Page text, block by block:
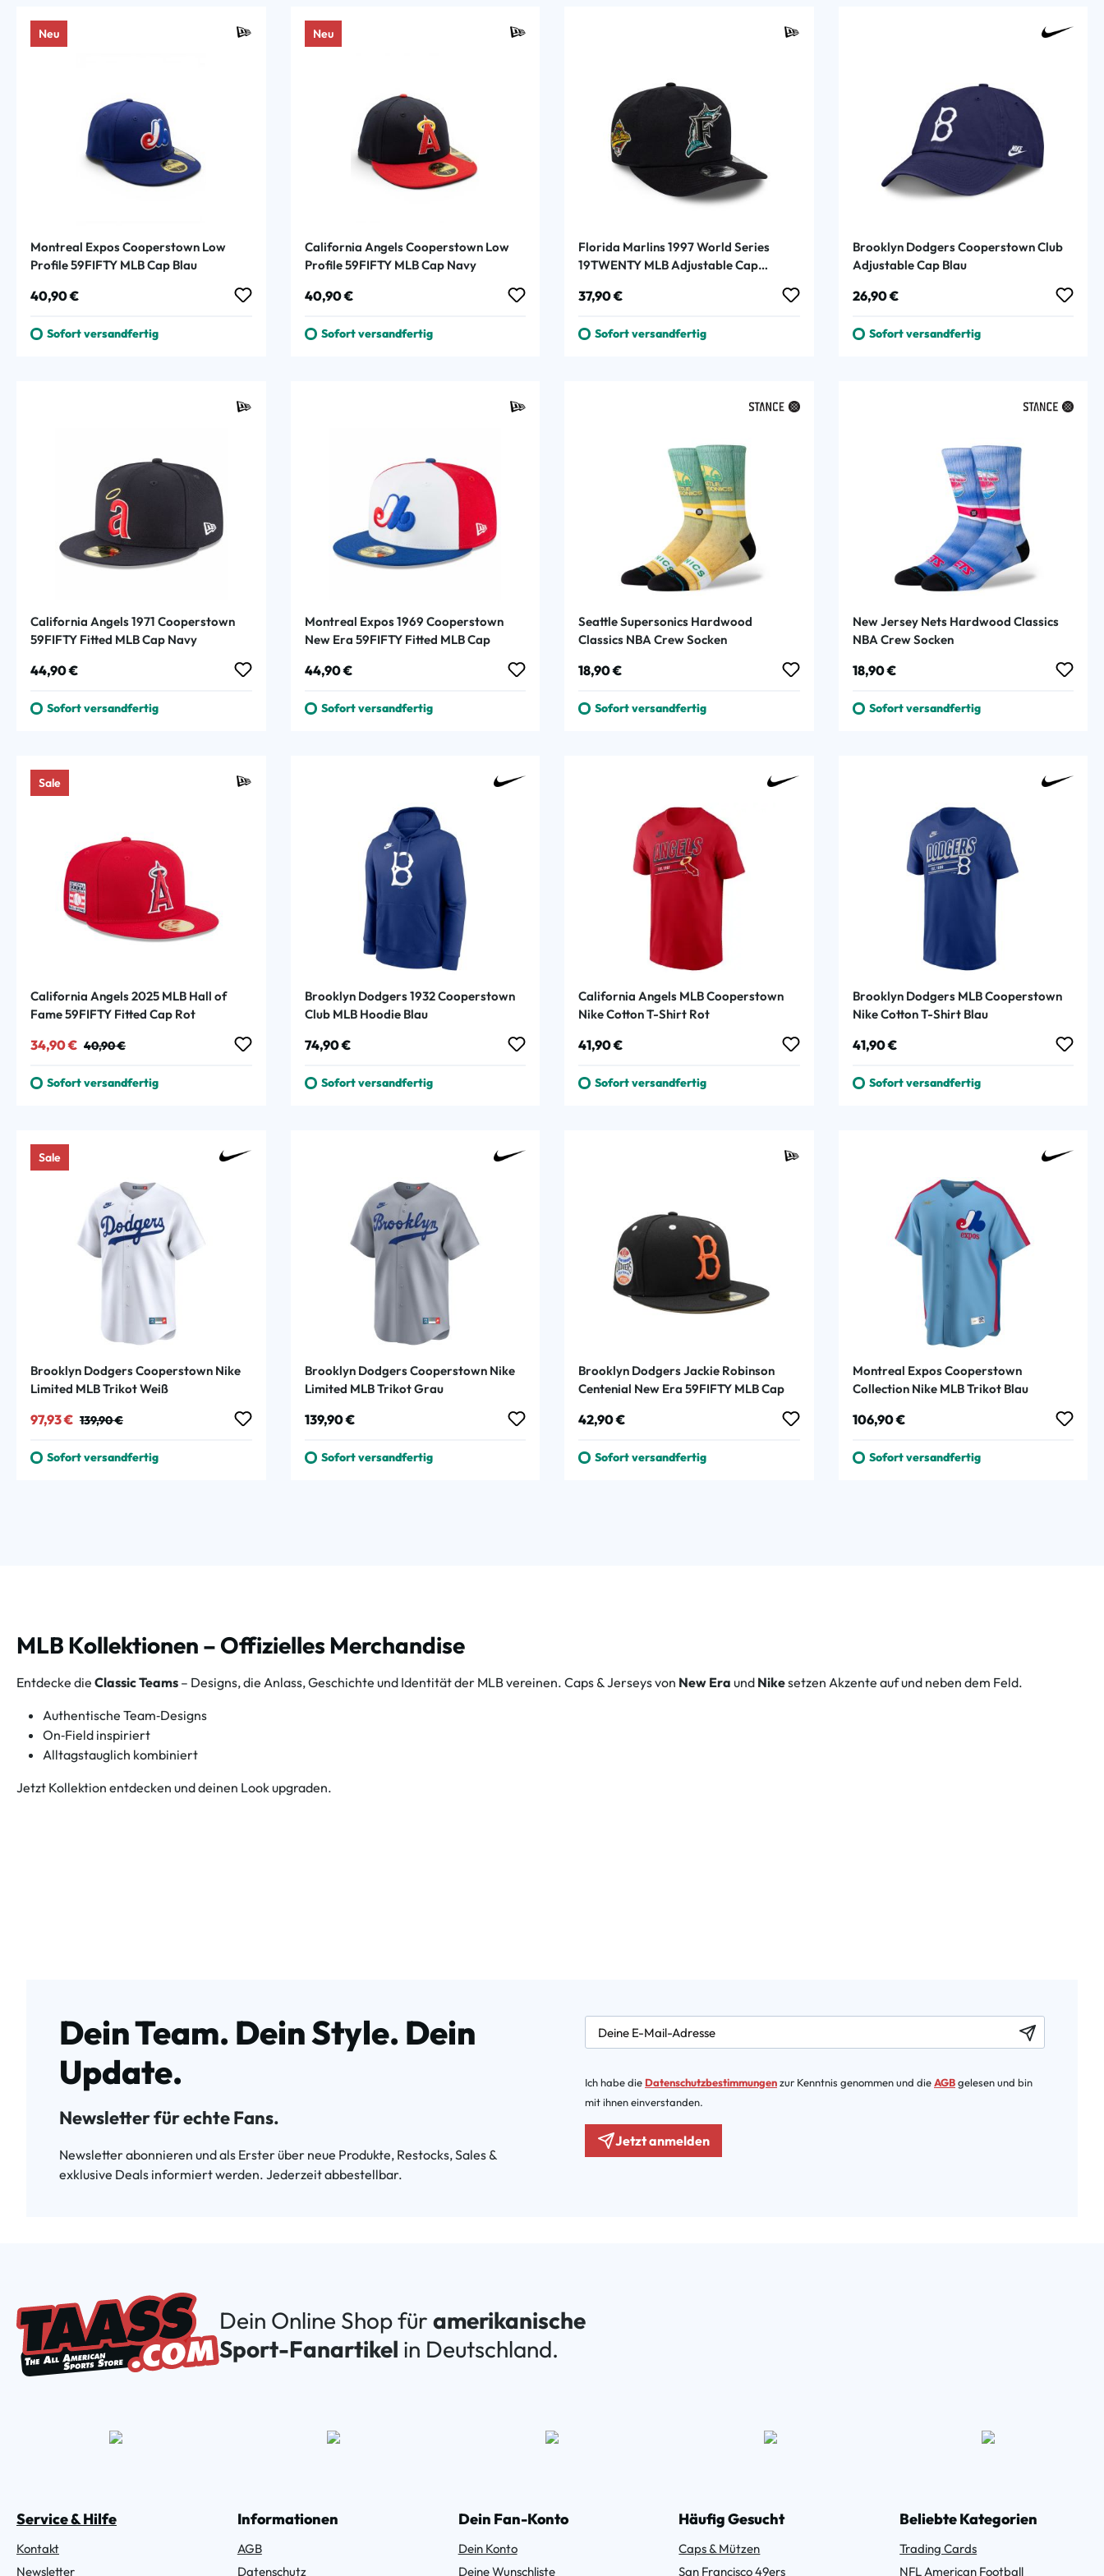
Neu
Montreal Expos Cooperstown Low
Profile 59FIFTY MLB Cap Blau
Regulärer Preis:
40,90 €
Sofort versandfertig
Neu
California Angels Cooperstown Low
Profile 59FIFTY MLB Cap Navy
Regulärer Preis:
40,90 €
Sofort versandfertig
Florida Marlins 1997 World Series
19TWENTY MLB Adjustable Cap
Regulärer Preis:
37,90 €
Sofort versandfertig
Brooklyn Dodgers Cooperstown Club
Adjustable Cap Blau
Regulärer Preis:
26,90 €
Sofort versandfertig
California Angels 1971 Cooperstown
59FIFTY Fitted MLB Cap Navy
Regulärer Preis:
44,90 €
Sofort versandfertig
Montreal Expos 1969 Cooperstown
New Era 59FIFTY Fitted MLB Cap
Regulärer Preis:
44,90 €
Sofort versandfertig
Seattle Supersonics Hardwood
Classics NBA Crew Socken
Regulärer Preis:
18,90 €
Sofort versandfertig
New Jersey Nets Hardwood Classics
NBA Crew Socken
Regulärer Preis:
18,90 €
Sofort versandfertig
Sale
California Angels 2025 MLB Hall of
Fame 59FIFTY Fitted Cap Rot
Verkaufspreis:
34,90 € Regulärer Preis:
40,90 €
Sofort versandfertig
Brooklyn Dodgers 1932 Cooperstown
Club MLB Hoodie Blau
Regulärer Preis:
74,90 €
Sofort versandfertig
California Angels MLB Cooperstown
Nike Cotton T-Shirt Rot
Regulärer Preis:
41,90 €
Sofort versandfertig
Brooklyn Dodgers MLB Cooperstown
Nike Cotton T-Shirt Blau
Regulärer Preis:
41,90 €
Sofort versandfertig
Sale
Brooklyn Dodgers Cooperstown Nike
Limited MLB Trikot Weiß
Verkaufspreis:
97,93 € Regulärer Preis:
139,90 €
Sofort versandfertig
Brooklyn Dodgers Cooperstown Nike
Limited MLB Trikot Grau
Regulärer Preis:
139,90 €
Sofort versandfertig
Brooklyn Dodgers Jackie Robinson
Centenial New Era 59FIFTY MLB Cap
Regulärer Preis:
42,90 €
Sofort versandfertig
Montreal Expos Cooperstown
Collection Nike MLB Trikot Blau
Regulärer Preis:
106,90 €
Sofort versandfertig
MLB Kollektionen – Offizielles Merchandise
Entdecke die Classic Teams – Designs, die Anlass, Geschichte und Identität der MLB vereinen. Caps & Jerseys von New Era und Nikesetzen Akzente auf und neben dem Feld.
Authentische Team‑Designs
On‑Field inspiriert
Alltagstauglich kombiniert
Jetzt Kollektion entdecken und deinen Look upgraden.
Dein Team. Dein Style. Dein
Update.
Newsletter für echte Fans.
Newsletter abonnieren und als Erster über neue Produkte, Restocks, Sales &
exklusive Deals informiert werden. Jederzeit abbestellbar.
newsletter.labelEmail
Ich habe die Datenschutzbestimmungenzur Kenntnis genommen und dieAGBgelesen und bin
mit ihnen einverstanden.
Jetzt anmelden
Dein Online Shop für amerikanische
Sport-Fanartikel in Deutschland.
Service & Hilfe
Kontakt
Newsletter
Informationen
AGB
Datenschutz
Dein Fan-Konto
Dein Konto
Deine Wunschliste
Häufig Gesucht
Caps & Mützen
San Francisco 49ers
Beliebte Kategorien
Trading Cards
NFL American Football